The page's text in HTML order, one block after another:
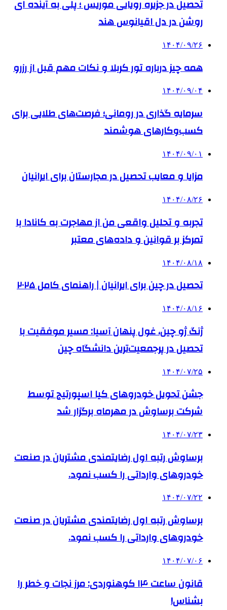
تحصیل در جزیره رویایی موریس ؛ پلی به آینده ‌ای
روشن در دل اقیانوس ‌هند
۱۴۰۴/۰۹/۲۶
همه چیز درباره تور کربلا و نکات مهم قبل از رزرو
۱۴۰۴/۰۹/۰۴
سرمایه گذاری در رومانی؛ فرصت‌های طلایی برای
کسب‌وکارهای هوشمند
۱۴۰۴/۰۹/۰۱
مزایا و معایب تحصیل در مجارستان برای ایرانیان
۱۴۰۴/۰۸/۲۶
تجربه و تحلیل واقعی من از مهاجرت به کانادا با
تمرکز بر قوانین و داده‌های معتبر
۱۴۰۴/۰۸/۱۸
تحصیل در چین برای ایرانیان | راهنمای کامل ۲۰۲۵
۱۴۰۴/۰۸/۱۶
ژنگ ژو چین، غول پنهان آسیا: مسیر موفقیت با
تحصیل در پرجمعیت‌ترین دانشگاه چین
۱۴۰۴/۰۷/۲۵
جشن تحویل خودروهای کیا اسپورتیج توسط
شرکت برساوش در مهرماه برگزار شد
۱۴۰۴/۰۷/۲۳
برساوش رتبه اول رضایتمندی مشتریان در صنعت
خودروهای وارداتی را کسب نمود.
۱۴۰۴/۰۷/۲۲
برساوش رتبه اول رضایتمندی مشتریان در صنعت
خودروهای وارداتی را کسب نمود.
۱۴۰۴/۰۷/۰۶
قانون ساعت ۱۴ کوهنوردی: مرز نجات و خطر را
بشناس!